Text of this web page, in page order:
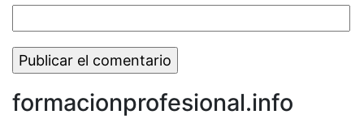
formacionprofesional.info